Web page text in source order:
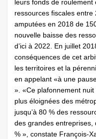
leurs fonds de
ressources fiscales
amputées en 2018 de
nouvelle baisse des
d’ici à 2022. En juillet
conséquences de cet
les territoires et la
en appelant «à une
». «Ce plafonnement
plus éloignées des
jusqu’à 80 % des
des grandes entreprises,
% », constate ­François-